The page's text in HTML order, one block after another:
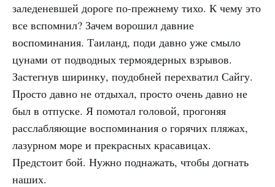
заледеневшей дороге по-прежнему тихо. К чему это
все вспомнил? Зачем ворошил давние
воспоминания. Таиланд, поди давно уже смыло
цунами от подводных термоядерных взрывов.
Застегнув ширинку, поудобней перехватил Сайгу.
Просто давно не отдыхал, просто очень давно не
был в отпуске. Я помотал головой, прогоняя
расслабляющие воспоминания о горячих пляжах,
лазурном море и прекрасных красавицах.
Предстоит бой. Нужно поднажать, чтобы догнать
наших.